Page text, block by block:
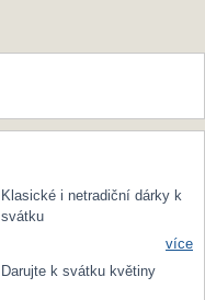
Klasické i netradiční dárky k
svátku
více
Darujte k svátku květiny